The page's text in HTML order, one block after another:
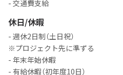
- 交通費支給
休日/休暇
- 週休2日制（土日祝）
※プロジェクト先に準ずる
- 年末年始休暇
- 有給休暇（初年度10日）